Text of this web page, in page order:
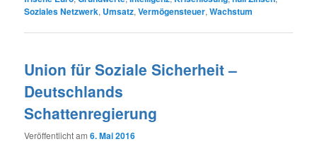
Soziales Netzwerk, Umsatz,Vermögensteuer,Wachstum
Union für Soziale Sicherheit –
Deutschlands
Schattenregierung
Veröffentlicht am6. Mai 2016